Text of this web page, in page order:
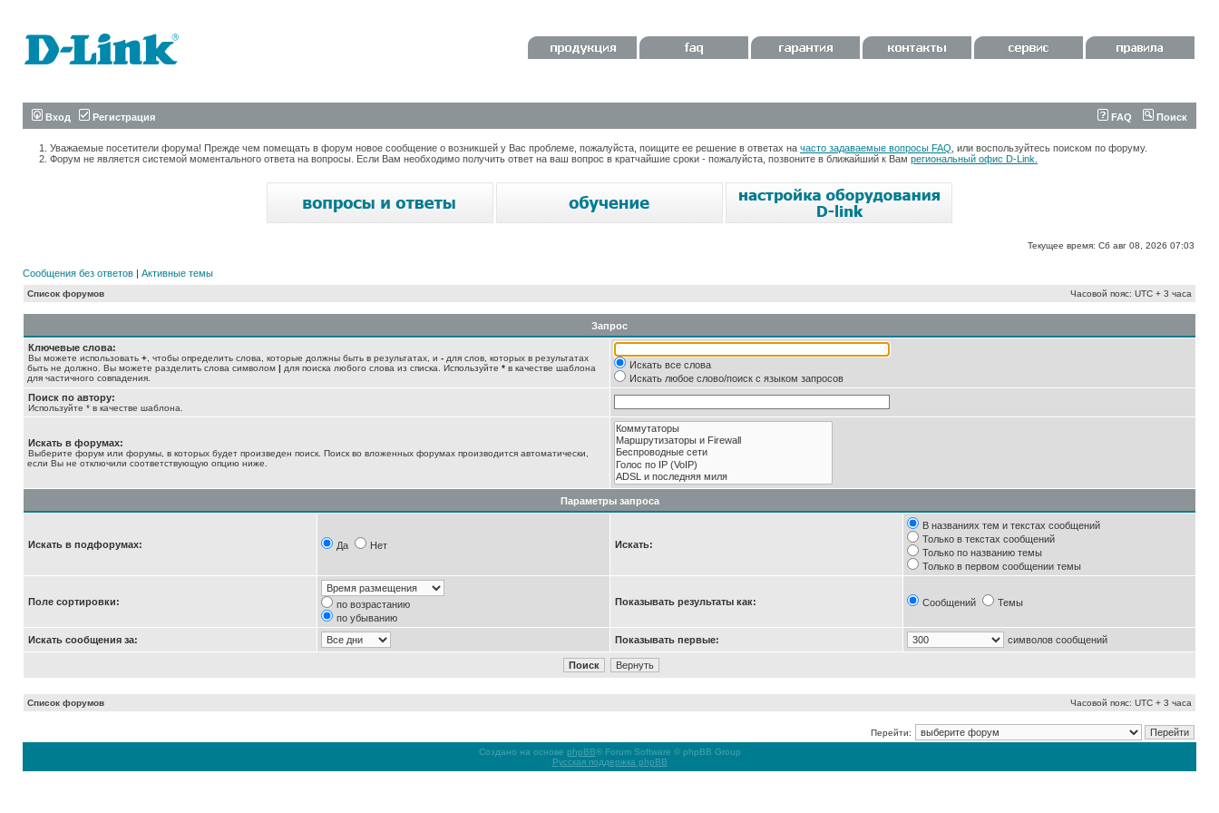
Вход Регистрация FAQ Поиск
Уважаемые посетители форума! Прежде чем помещать в форум новое сообщение о возникшей у Вас проблеме, пожалуйста, поищите ее решение в ответах на часто задаваемые вопросы FAQ , или воспользуйтесь поиском по форуму.
Форум не является системой моментального ответа на вопросы. Если Вам необходимо получить ответ на ваш вопрос в кратчайшие сроки - пожалуйста, позвоните в ближайший к Вам региональный офис D-Link.
Текущее время: Сб авг 08, 2026 07:03
Сообщения без ответов | Активные темы
Список форумов Часовой пояс: UTC + 3 часа
Запрос
Ключевые слова:
Вы можете использовать + , чтобы определить слова, которые должны быть в результатах, и - для слов, которых в результатах
быть не должно. Вы можете разделить слова символом | для поиска любого слова из списка. Используйте * в качестве шаблона
для частичного совпадения.
Искать все слова
Искать любое слово/поиск с языком запросов
Поиск по автору:
Используйте * в качестве шаблона.
Искать в форумах:
Выберите форум или форумы, в которых будет произведен поиск. Поиск во вложенных форумах производится автоматически,
если Вы не отключили соответствующую опцию ниже.
Параметры запроса
Искать в подфорумах: Да Нет Искать:
В названиях тем и текстах сообщений
Только в текстах сообщений
Только по названию темы
Только в первом сообщении темы
Поле сортировки:
по возрастанию
по убыванию
Показывать результаты как: Сообщений Темы
Искать сообщения за: Показывать первые: символов сообщений
Список форумов Часовой пояс: UTC + 3 часа
Перейти:
Создано на основе phpBB® Forum Software © phpBB Group
Русская поддержка phpBB